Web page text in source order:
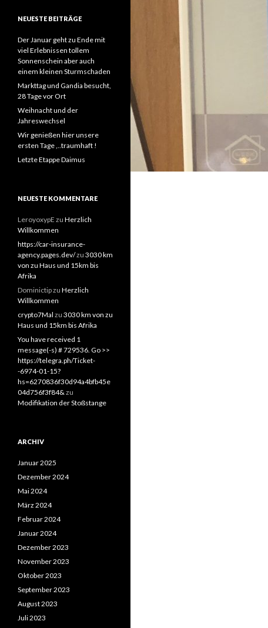
NEUESTE BEITRÄGE
Der Januar geht zu Ende mit
viel Erlebnissen tollem
Sonnenschein aber auch
einem kleinen Sturmschaden
Markttag und Gandia besucht,
28 Tage vor Ort
Weihnacht und der
Jahreswechsel
Wir genießen hier unsere
ersten Tage ,..traumhaft !
Letzte Etappe Daimus
NEUESTE KOMMENTARE
LeroyoxypE zu Herzlich
Willkommen
https://car-insurance-
agency.pages.dev/zu 3030 km
von zu Haus und 15km bis
Afrika
Dominictipzu Herzlich
Willkommen
crypto7Mal zu 3030 km von zu
Haus und 15km bis Afrika
You have received 1
message(-s) # 729536. Go >>
https://telegra.ph/Ticket-
-6974-01-15?
hs=6270836f30d94a4bfb45e
04d756f3f84&zu
Modifikation der Stoßstange
ARCHIV
Januar 2025
Dezember 2024
Mai 2024
März 2024
Februar 2024
Januar 2024
Dezember 2023
November 2023
Oktober 2023
September 2023
August 2023
Juli 2023